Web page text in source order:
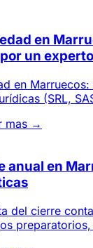
en
un
en
(SRL,
mas →
anual en
del cierre